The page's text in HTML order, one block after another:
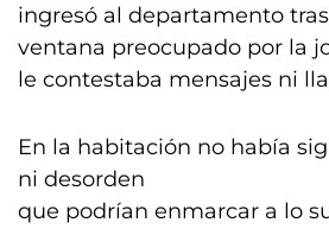
ingresó al departamento
ventana preocupado por la
le contestaba mensajes ni
En la habitación no había
ni desorden
que podrían enmarcar a lo